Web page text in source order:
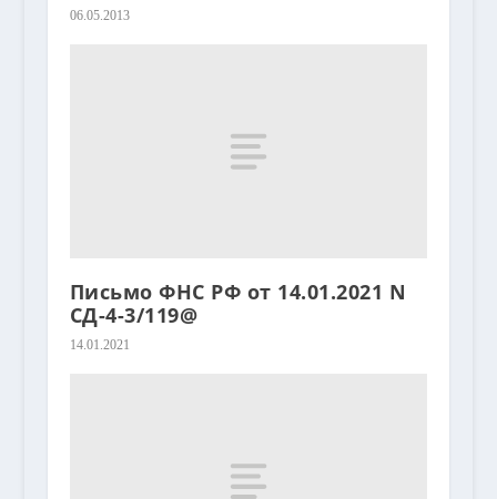
06.05.2013
Письмо ФНС РФ от 14.01.2021 N
СД-4-3/119@
14.01.2021